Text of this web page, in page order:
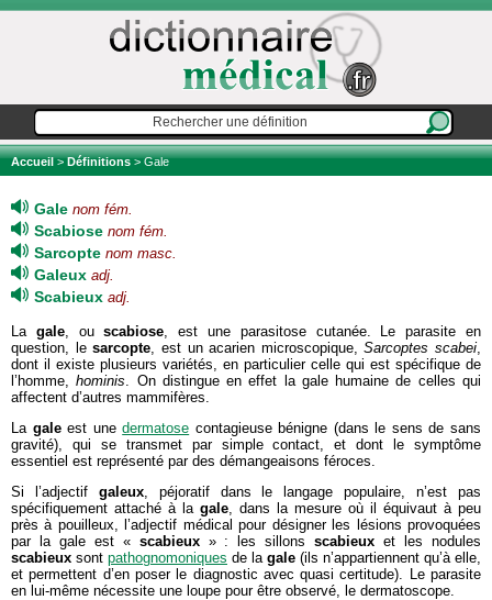
Accueil>Définitions> Gale
Gale nom fém.
Scabiose nom fém.
Sarcopte nom masc.
Galeux adj.
Scabieux adj.
La gale, ouscabiose, est une parasitose cutanée. Le parasite en
question, lesarcopte, est un acarien microscopique,Sarcoptes scabei,
dont il existe plusieurs variétés, en particulier celle qui est spécifique de
l’homme,hominis. On distingue en effet la gale humaine de celles qui
affectent d’autres mammifères.
La galeest unedermatose contagieuse bénigne (dans le sens de sans
gravité), qui se transmet par simple contact, et dont le symptôme
essentiel est représenté par des démangeaisons féroces.
Si l’adjectif galeux, péjoratif dans le langage populaire, n’est pas
spécifiquement attaché à la gale, dans la mesure où il équivaut à peu
près à pouilleux, l’adjectif médical pour désigner les lésions provoquées
par la gale est « scabieux» : les sillonsscabieux et les nodules
scabieux sont pathognomoniques de la gale (ils n’appartiennent qu’à elle,
et permettent d’en poser le diagnostic avec quasi certitude). Le parasite
en lui-même nécessite une loupe pour être observé, le dermatoscope.